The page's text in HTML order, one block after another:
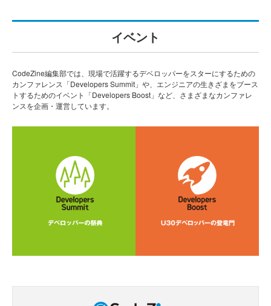
イベント
CodeZine編集部では、現場で活躍するデベロッパーをスターにするための
カンファレンス「Developers Summit」や、エンジニアの生きざまをブース
トするためのイベント「Developers Boost」など、さまざまなカンファレ
ンスを企画・運営しています。